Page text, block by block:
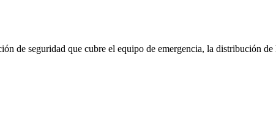
de seguridad que cubre el equipo de emergencia, la distribución